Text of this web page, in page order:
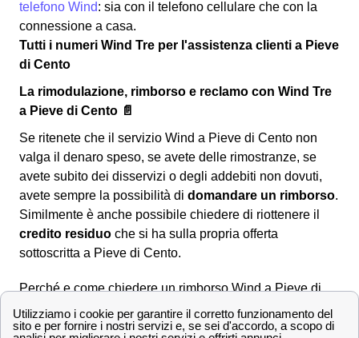
telefono Wind: sia con il telefono cellulare che con la
connessione a casa.
Tutti i numeri Wind Tre per l'assistenza clienti a Pieve
di Cento
La rimodulazione, rimborso e reclamo con Wind Tre
a Pieve di Cento 📄
Se ritenete che il servizio Wind a Pieve di Cento non
valga il denaro speso, se avete delle rimostranze, se
avete subito dei disservizi o degli addebiti non dovuti,
avete sempre la possibilità di domandare un rimborso.
Similmente è anche possibile chiedere di riottenere il
credito residuo che si ha sulla propria offerta
sottoscritta a Pieve di Cento.
Perché e come chiedere un rimborso Wind a Pieve di
Cento
Richiedere un rimborsoa WindTre a Pieve di Cento è